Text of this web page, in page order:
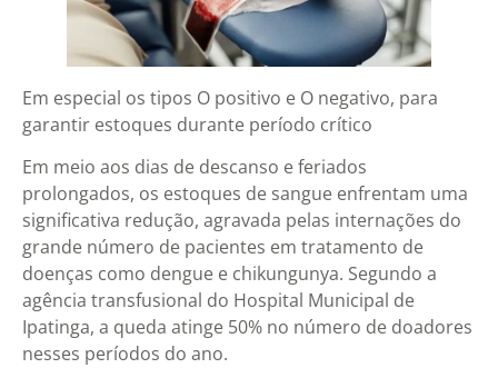
Em especial os tipos O positivo e O negativo, para
garantir estoques durante período crítico
Em meio aos dias de descanso e feriados
prolongados, os estoques de sangue enfrentam uma
significativa redução, agravada pelas internações do
grande número de pacientes em tratamento de
doenças como dengue e chikungunya. Segundo a
agência transfusional do Hospital Municipal de
Ipatinga, a queda atinge 50% no número de doadores
nesses períodos do ano.